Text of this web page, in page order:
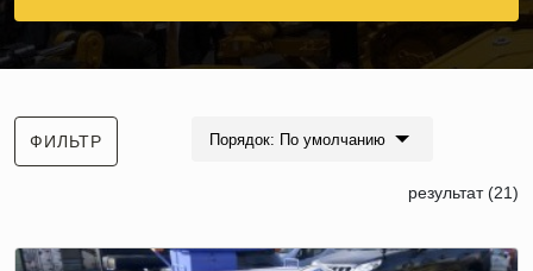
ФИЛЬТР Порядок: По умолчанию
результат (21)